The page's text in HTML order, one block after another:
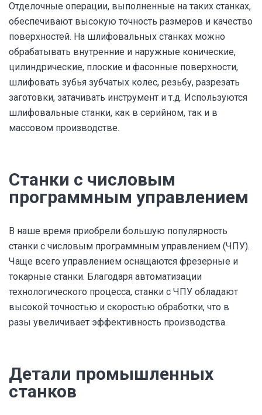
Отделочные операции, выполненные на таких станках,
обеспечивают высокую точность размеров и качество
поверхностей. На шлифовальных станках можно
обрабатывать внутренние и наружные конические,
цилиндрические, плоские и фасонные поверхности,
шлифовать зубья зубчатых колес, резьбу, разрезать
заготовки, затачивать инструмент и т.д. Используются
шлифовальные станки, как в серийном, так и в
массовом производстве.
Станки с числовым
программным управлением
В наше время приобрели большую популярность
станки с числовым программным управлением (ЧПУ).
Чаще всего управлением оснащаются фрезерные и
токарные станки. Благодаря автоматизации
технологического процесса, станки с ЧПУ обладают
высокой точностью и скоростью обработки, что в
разы увеличивает эффективность производства.
Детали промышленных
станков